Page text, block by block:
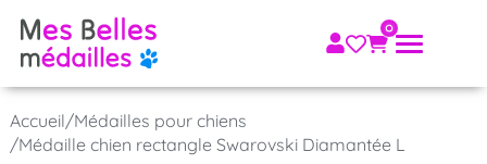
Accueil/Médailles pour chiens
/Médaille chien rectangle Swarovski Diamantée L